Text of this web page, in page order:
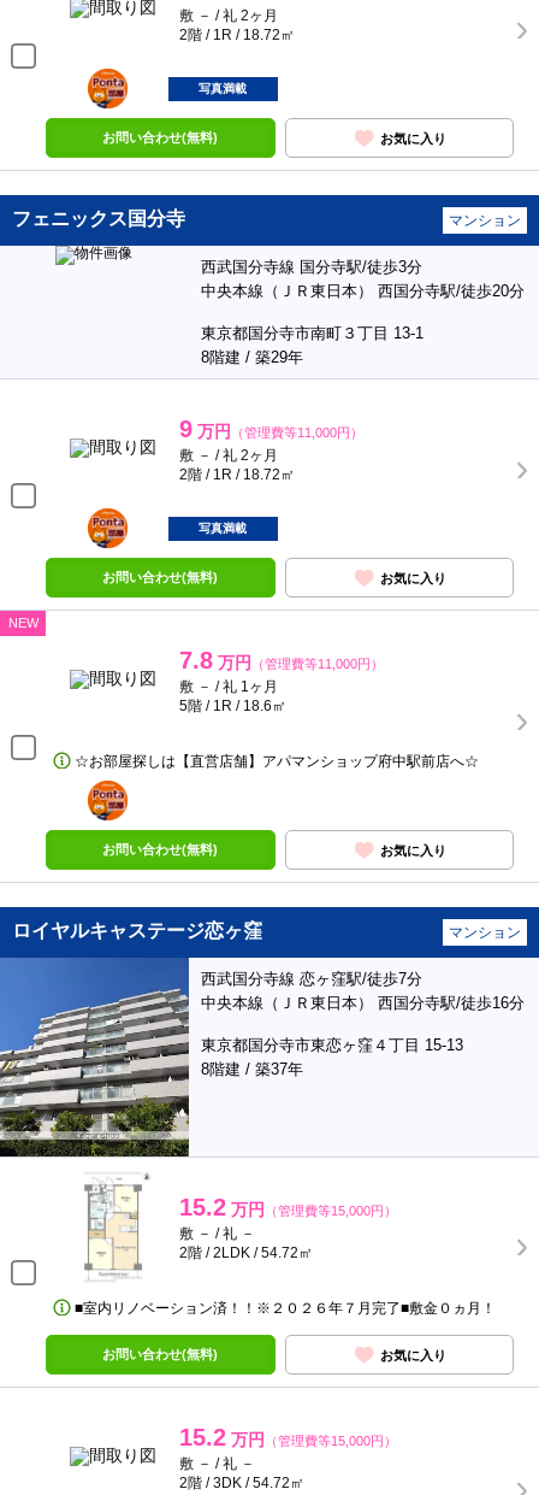
敷 － / 礼 2ヶ月
2階 / 1R / 18.72㎡
ポンタ
部屋
写真満載
お問い合わせ(無料) お気に入り
フェニックス国分寺 マンション
西武国分寺線 国分寺駅/徒歩3分
中央本線（ＪＲ東日本） 西国分寺駅/徒歩20分
東京都国分寺市南町３丁目 13-1
8階建 / 築29年
9 万円 （管理費等11,000円）
敷 － / 礼 2ヶ月
2階 / 1R / 18.72㎡
ポンタ
部屋
写真満載
お問い合わせ(無料) お気に入り
NEW
7.8 万円 （管理費等11,000円）
敷 － / 礼 1ヶ月
5階 / 1R / 18.6㎡
☆お部屋探しは【直営店舗】アパマンショップ府中駅前店へ☆
ポンタ
部屋
お問い合わせ(無料) お気に入り
ロイヤルキャステージ恋ヶ窪 マンション
西武国分寺線 恋ヶ窪駅/徒歩7分
中央本線（ＪＲ東日本） 西国分寺駅/徒歩16分
東京都国分寺市東恋ヶ窪４丁目 15-13
8階建 / 築37年
15.2 万円 （管理費等15,000円）
敷 － / 礼 －
2階 / 2LDK / 54.72㎡
■室内リノベーション済！！※２０２６年７月完了■敷金０ヵ月！
お問い合わせ(無料) お気に入り
15.2 万円 （管理費等15,000円）
敷 － / 礼 －
2階 / 3DK / 54.72㎡